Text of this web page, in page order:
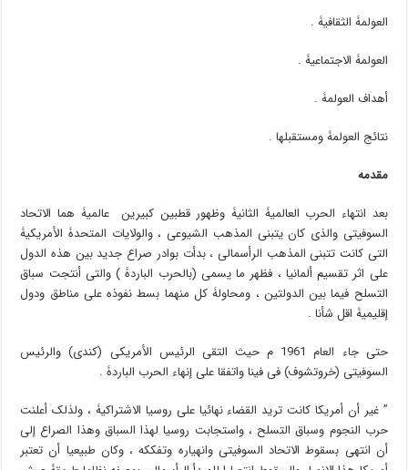
العولمۀ الثقافیۀ .
العولمۀ الاجتماعیۀ .
أهداف العولمۀ .
نتائج العولمۀ ومستقبلها .
مقدمۀ
بعد انتهاء الحرب العالمیۀ الثانیۀ وظهور قطبین کبیرین عالمیۀ هما الاتحاد
السوفیتی والذی کان یتبنى المذهب الشیوعی ، والولایات المتحدۀ الأمریکیۀ
التی کانت تتبنى المذهب الرأسمالی ، بدأت بوادر صراع جدید بین هذه الدول
على اثر تقسیم ألمانیا ، فظهر ما یسمى (بالحرب الباردۀ ) والتی أنتجت سباق
التسلح فیما بین الدولتین ، ومحاولۀ کل منهما بسط نفوذه على مناطق ودول
إقلیمیۀ اقل شأنا .
حتى جاء العام 1961 م حیث التقى الرئیس الأمریکی (کندی) والرئیس
السوفیتی (خروتشوف) فی فینا واتفقا على إنهاء الحرب الباردۀ .
” غیر أن أمریکا کانت ترید القضاء نهائیا على روسیا الاشتراکیۀ ، ولذلک أعلنت
حرب النجوم وسباق التسلح ، واستجابت روسیا لهذا السباق وهذا الصراع إلى
أن انتهى بسقوط الاتحاد السوفیتی وانهیاره وتفککه ، وکان طبیعیا أن تعتبر